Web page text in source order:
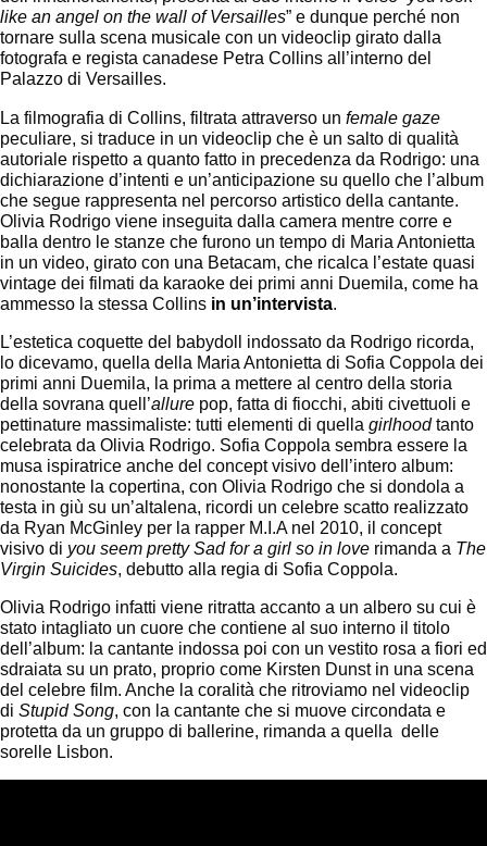
like an angel on the wall of Versailles” e dunque perché non
tornare sulla scena musicale con un videoclip girato dalla
fotografa e regista canadese Petra Collins all’interno del
Palazzo di Versailles.
La filmografia di Collins, filtrata attraverso un female gaze
peculiare, si traduce in un videoclip che è un salto di qualità
autoriale rispetto a quanto fatto in precedenza da Rodrigo: una
dichiarazione d’intenti e un’anticipazione su quello che l’album
che segue rappresenta nel percorso artistico della cantante.
Olivia Rodrigo viene inseguita dalla camera mentre corre e
balla dentro le stanze che furono un tempo di Maria Antonietta
in un video, girato con una Betacam, che ricalca l’estate quasi
vintage dei filmati da karaoke dei primi anni Duemila, come ha
ammesso la stessa Collins in un’intervista
L’estetica coquette del babydoll indossato da Rodrigo ricorda,
lo dicevamo, quella della Maria Antonietta di Sofia Coppola dei
primi anni Duemila, la prima a mettere al centro della storia
della sovrana quell’allure pop, fatta di fiocchi, abiti civettuoli e
pettinature massimaliste: tutti elementi di quella girlhoodtanto
celebrata da Olivia Rodrigo. Sofia Coppola sembra essere la
musa ispiratrice anche del concept visivo dell’intero album:
nonostante la copertina, con Olivia Rodrigo che si dondola a
testa in giù su un’altalena, ricordi un celebre scatto realizzato
da Ryan McGinley per la rapper M.I.A nel 2010, il concept
visivo di you seem pretty Sad for a girl so in love rimanda a The
Virgin Suicides, debutto alla regia di Sofia Coppola.
Olivia Rodrigo infatti viene ritratta accanto a un albero su cui è
stato intagliato un cuore che contiene al suo interno il titolo
dell’album: la cantante indossa poi con un vestito rosa a fiori ed
sdraiata su un prato, proprio come Kirsten Dunst in una scena
del celebre film. Anche la coralità che ritroviamo nel videoclip
di Stupid Song, con la cantante che si muove circondata e
protetta da un gruppo di ballerine, rimanda a quella delle
sorelle Lisbon.